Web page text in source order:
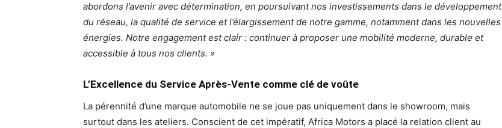
abordons l’avenir avec détermination, en poursuivant nos investissements dans le développement
du réseau, la qualité de service et l’élargissement de notre gamme, notamment dans les nouvelles
énergies. Notre engagement est clair : continuer à proposer une mobilité moderne, durable et
accessible à tous nos clients. »
L’Excellence du Service Après-Vente comme clé de voûte
La pérennité d’une marque automobile ne se joue pas uniquement dans le showroom, mais
surtout dans les ateliers. Conscient de cet impératif, Africa Motors a placé la relation client au